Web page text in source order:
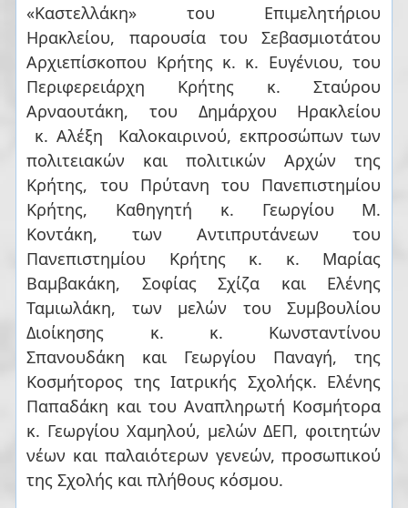
«Καστελλάκη» του Επιμελητήριου
Ηρακλείου, παρουσία του Σεβασμιοτάτου
Αρχιεπίσκοπου Κρήτης κ. κ. Ευγένιου, του
Περιφερειάρχη Κρήτης κ. Σταύρου
Αρναουτάκη, του Δημάρχου Ηρακλείου
κ. Αλέξη Καλοκαιρινού, εκπροσώπων των
πολιτειακών και πολιτικών Αρχών της
Κρήτης, του Πρύτανη του Πανεπιστημίου
Κρήτης, Καθηγητή κ. Γεωργίου Μ.
Κοντάκη, των Αντιπρυτάνεων του
Πανεπιστημίου Κρήτης κ. κ. Μαρίας
Βαμβακάκη, Σοφίας Σχίζα και Ελένης
Ταμιωλάκη, των μελών του Συμβουλίου
Διοίκησης κ. κ. Κωνσταντίνου
Σπανουδάκη και Γεωργίου Παναγή, της
Κοσμήτορος της Ιατρικής Σχολήςκ. Ελένης
Παπαδάκη και του Αναπληρωτή Κοσμήτορα
κ. Γεωργίου Χαμηλού, μελών ΔΕΠ, φοιτητών
νέων και παλαιότερων γενεών, προσωπικού
της Σχολής και πλήθους κόσμου.